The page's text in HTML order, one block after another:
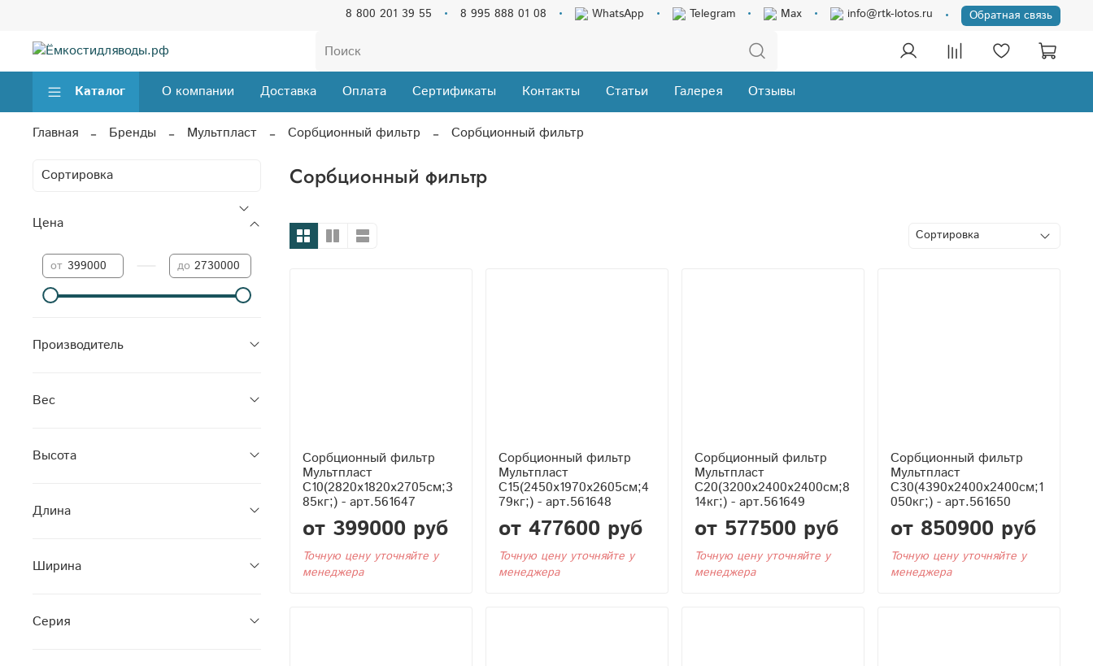
8 800 201 39 55 8 995 888 01 08 WhatsApp Telegram Max info@rtk-lotos.ru Обратная связь
Каталог О компании Доставка Оплата Сертификаты Контакты Статьи Галерея Отзывы
Главная Бренды Мультпласт Сорбционный фильтр Сорбционный фильтр
Сорбционный фильтр
Сорбционный фильтр
Мультпласт
С10(2820x1820x2705см;3
85кг;) - арт.561647
от 399000 руб
Точную цену уточняйте у
менеджера
Сорбционный фильтр
Мультпласт
С15(2450x1970x2605см;4
79кг;) - арт.561648
от 477600 руб
Точную цену уточняйте у
менеджера
Сорбционный фильтр
Мультпласт
С20(3200x2400x2400см;8
14кг;) - арт.561649
от 577500 руб
Точную цену уточняйте у
менеджера
Сорбционный фильтр
Мультпласт
С30(4390x2400x2400см;1
050кг;) - арт.561650
от 850900 руб
Точную цену уточняйте у
менеджера
Цена
от до
Производитель
Вес
Высота
Длина
Ширина
Серия